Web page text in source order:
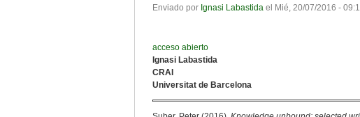
Enviado por Ignasi Labastida el Mié, 20/07/2016 -
acceso abierto
Ignasi Labastida
CRAI
Universitat de Barcelona